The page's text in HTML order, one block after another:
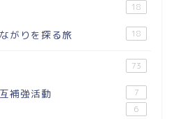
18
がりを探る旅 18
73
補強活動 7
6